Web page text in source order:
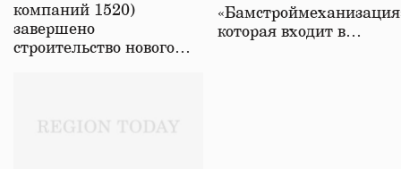
компаний 1520)
завершено
строительство нового…
которая входит в…